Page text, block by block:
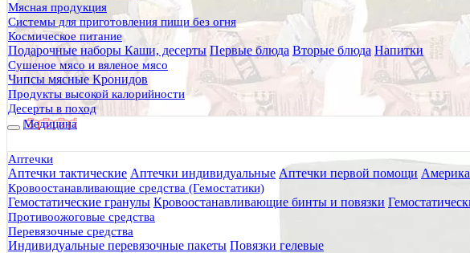
Мясная продукция
Системы для приготовления пищи без огня
Космическое питание
Подарочные наборы Каши, десерты Первые блюда Вторые блюда Напитки
Сушеное мясо и вяленое мясо
Чипсы мясные Кронидов
Продукты высокой калорийности
Десерты в поход
Медицина
Аптечки
Аптечки тактические Аптечки индивидуальные Аптечки первой помощи
Кровоостанавливающие средства (Гемостатики)
Гемостатические гранулы Кровоостанавливающие бинты и повязки
Противоожоговые средства
Перевязочные средства
Индивидуальные перевязочные пакеты Повязки гелевые
Фильтр для воды Katadyn VARIO